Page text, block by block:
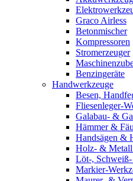
Graco Airless
Betonmischer
Kompressoren
Stromerzeuger
Benzingeräte
Handwerkzeuge
Besen,
Fliesenleger-
Galabau- &
Hämmer &
Handsägen &
Holz- &
Löt-,
Markier-